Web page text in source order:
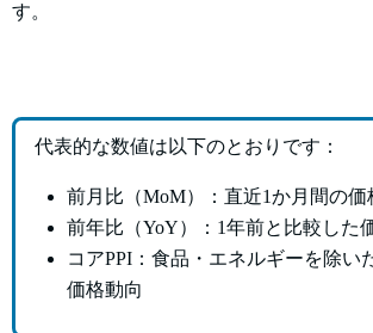
す。
代表的な数値は以下のとおりです：
前月比（MoM）：直近1か月間の価
前年比（YoY）：1年前と比較した
コアPPI：食品・エネルギーを除い
価格動向